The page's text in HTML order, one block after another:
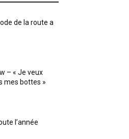
de la route a
– « Je veux
mes bottes »
l’année